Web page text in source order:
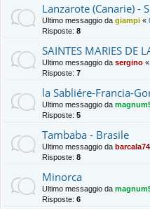
Lanzarote (Canarie) -
Ultimo messaggio da giampi «
Risposte: 8
SAINTES MARIES DE
Ultimo messaggio da sergino «
Risposte: 7
la Sabliére-Francia-
Ultimo messaggio da
Risposte: 5
Tambaba - Brasile
Ultimo messaggio da barcala74
Risposte: 8
Minorca
Ultimo messaggio da
Risposte: 6